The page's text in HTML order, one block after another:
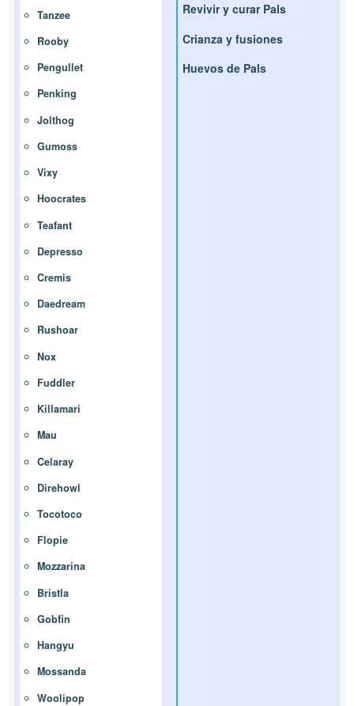
Tanzee
Rooby
Pengullet
Penking
Jolthog
Gumoss
Vixy
Hoocrates
Teafant
Depresso
Cremis
Daedream
Rushoar
Nox
Fuddler
Killamari
Mau
Celaray
Direhowl
Tocotoco
Flopie
Mozzarina
Bristla
Gobfin
Hangyu
Mossanda
Woolipop
Revivir y curar Pals
Crianza y fusiones
Huevos de Pals